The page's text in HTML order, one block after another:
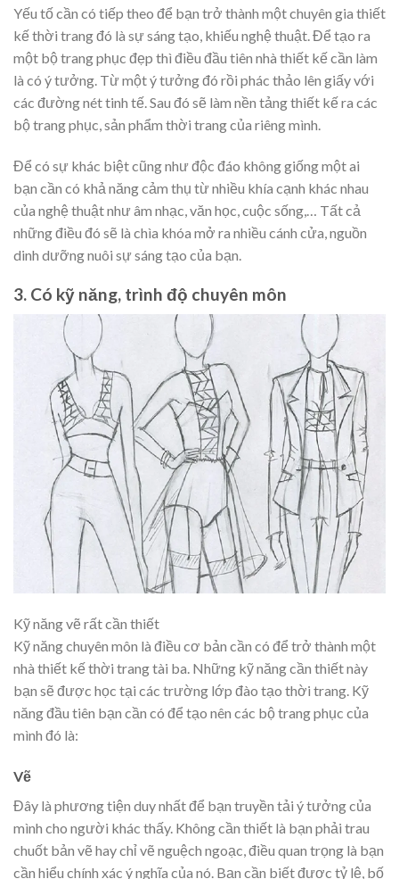
Yếu tố cần có tiếp theo để bạn trở thành một chuyên gia thiết
kế thời trang đó là sự sáng tạo, khiếu nghệ thuật. Để tạo ra
một bộ trang phục đẹp thì điều đầu tiên nhà thiết kế cần làm
là có ý tưởng. Từ một ý tưởng đó rồi phác thảo lên giấy với
các đường nét tinh tế. Sau đó sẽ làm nền tảng thiết kế ra các
bộ trang phục, sản phẩm thời trang của riêng mình.
Để có sự khác biệt cũng như độc đáo không giống một ai
bạn cần có khả năng cảm thụ từ nhiều khía cạnh khác nhau
của nghệ thuật như âm nhạc, văn học, cuộc sống,… Tất cả
những điều đó sẽ là chìa khóa mở ra nhiều cánh cửa, nguồn
dinh dưỡng nuôi sự sáng tạo của bạn.
3. Có kỹ năng, trình độ chuyên môn
Kỹ năng vẽ rất cần thiết
Kỹ năng chuyên môn là điều cơ bản cần có để trở thành một
nhà thiết kế thời trang tài ba. Những kỹ năng cần thiết này
bạn sẽ được học tại các trường lớp đào tạo thời trang. Kỹ
năng đầu tiên bạn cần có để tạo nên các bộ trang phục của
mình đó là:
Vẽ
Đây là phương tiện duy nhất để bạn truyền tải ý tưởng của
mình cho người khác thấy. Không cần thiết là bạn phải trau
chuốt bản vẽ hay chỉ vẽ nguệch ngoạc, điều quan trọng là bạn
cần hiểu chính xác ý nghĩa của nó. Bạn cần biết được tỷ lệ, bố